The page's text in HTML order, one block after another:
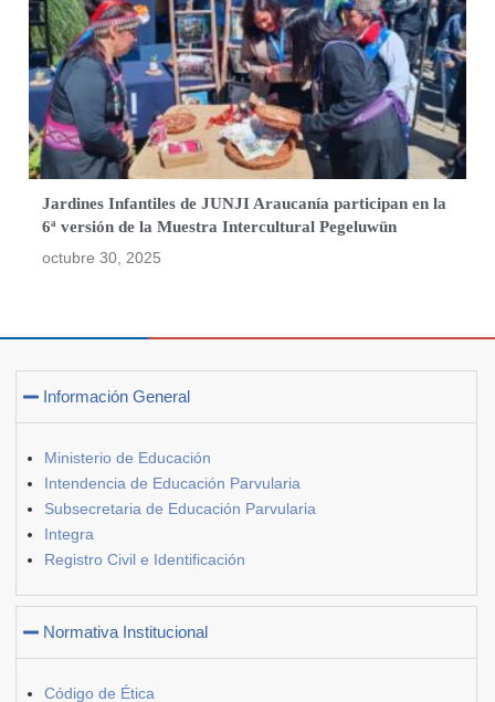
Jardines Infantiles de JUNJI Araucanía participan en la
6ª versión de la Muestra Intercultural Pegeluwün
octubre 30, 2025
Información General
Ministerio de Educación
Intendencia de Educación Parvularia
Subsecretaria de Educación Parvularia
Integra
Registro Civil e Identificación
Normativa Institucional
Código de Ética